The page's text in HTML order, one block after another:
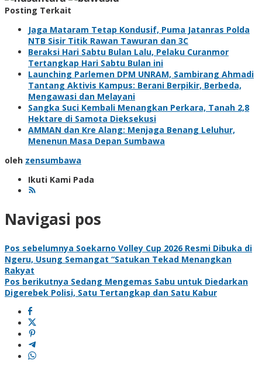
Posting Terkait
Jaga Mataram Tetap Kondusif, Puma Jatanras Polda
NTB Sisir Titik Rawan Tawuran dan 3C
Beraksi Hari Sabtu Bulan Lalu, Pelaku Curanmor
Tertangkap Hari Sabtu Bulan ini
Launching Parlemen DPM UNRAM, Sambirang Ahmadi
Tantang Aktivis Kampus: Berani Berpikir, Berbeda,
Mengawasi dan Melayani
Sangka Suci Kembali Menangkan Perkara, Tanah 2,8
Hektare di Samota Dieksekusi
AMMAN dan Kre Alang: Menjaga Benang Leluhur,
Menenun Masa Depan Sumbawa
oleh zensumbawa
Ikuti Kami Pada
Navigasi pos
Pos sebelumnya Soekarno Volley Cup 2026 Resmi Dibuka di
Ngeru, Usung Semangat “Satukan Tekad Menangkan
Rakyat
Pos berikutnya Sedang Mengemas Sabu untuk Diedarkan
Digerebek Polisi, Satu Tertangkap dan Satu Kabur